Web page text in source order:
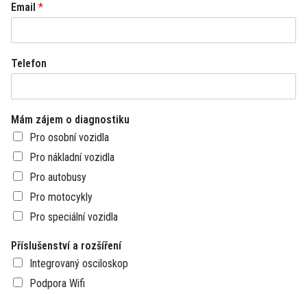
Email *
Telefon
Mám zájem o diagnostiku
Pro osobní vozidla
Pro nákladní vozidla
Pro autobusy
Pro motocykly
Pro speciální vozidla
Příslušenství a rozšíření
Integrovaný osciloskop
Podpora Wifi